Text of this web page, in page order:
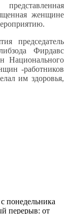
женщине
председатель
Фирдавс
Национального
-работников
им здоровья,
понедельника
перерыв: от